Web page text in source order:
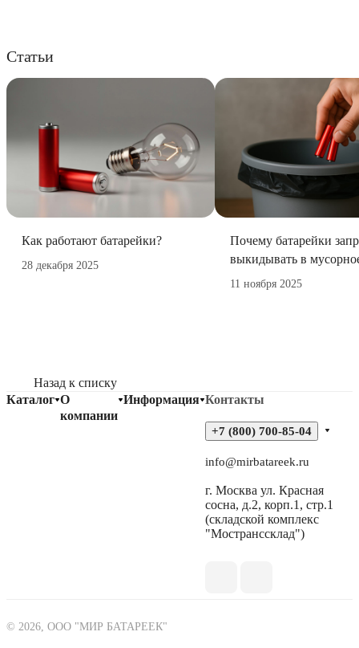
Статьи
Как работают батарейки?
28 декабря 2025
Почему батарейки
выкидывать в
11 ноября 2025
Назад к списку
Каталог О
компании
Информация Контакты
+7 (800) 700-85-04
info@mirbatareek.ru
г. Москва ул. Красная
сосна, д.2, корп.1, стр.1
(складской комплекс
"Мостранссклад")
© 2026, ООО "МИР БАТАРЕЕК"